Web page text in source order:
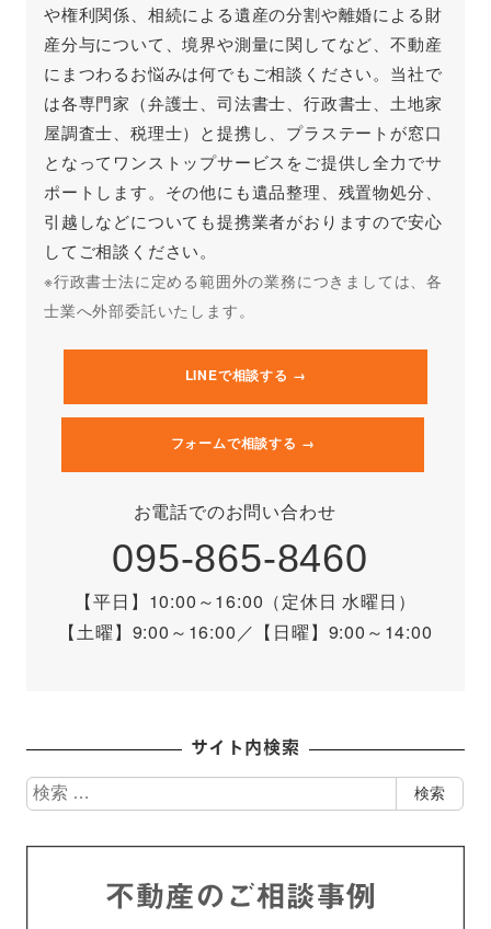
や権利関係、相続による遺産の分割や離婚による財
産分与について、境界や測量に関してなど、不動産
にまつわるお悩みは何でもご相談ください。当社で
は各専門家（弁護士、司法書士、行政書士、土地家
屋調査士、税理士）と提携し、プラステートが窓口
となってワンストップサービスをご提供し全力でサ
ポートします。その他にも遺品整理、残置物処分、
引越しなどについても提携業者がおりますので安心
してご相談ください。
※行政書士法に定める範囲外の業務につきましては、各
士業へ外部委託いたします。
LINEで相談する →
フォームで相談する →
お電話でのお問い合わせ
095-865-8460
【平日】10:00～16:00（定休日 水曜日）
【土曜】9:00～16:00 ／ 【日曜】9:00～14:00
サイト内検索
検
索
検索